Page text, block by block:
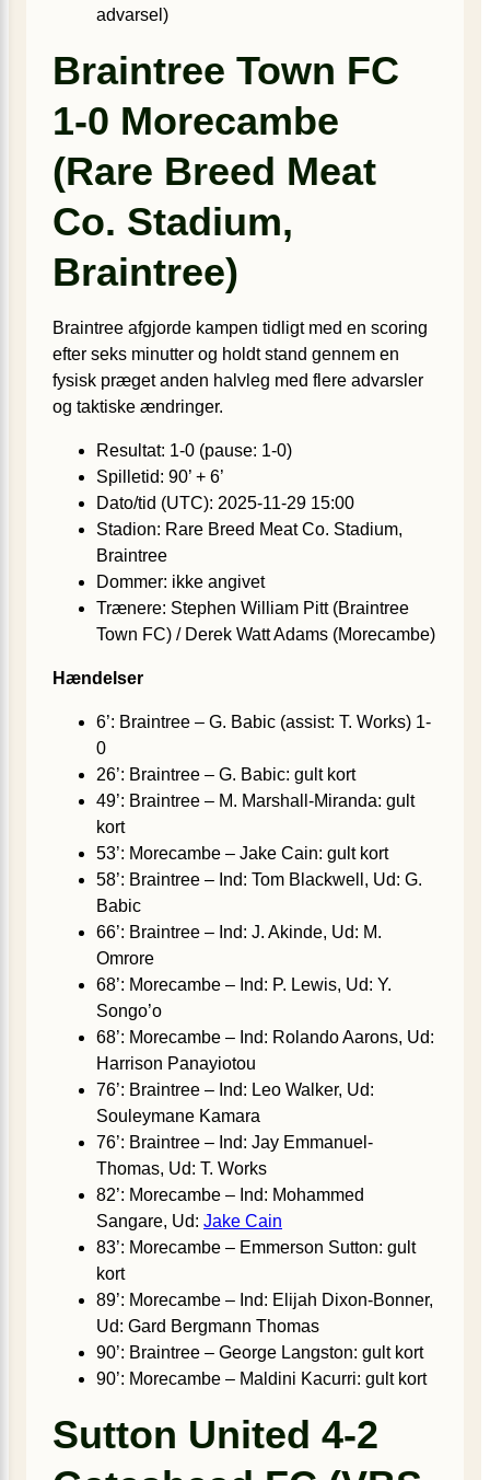
advarsel)
Braintree Town FC
1-0 Morecambe
(Rare Breed Meat
Co. Stadium,
Braintree)
Braintree afgjorde kampen tidligt med en scoring
efter seks minutter og holdt stand gennem en
fysisk præget anden halvleg med flere advarsler
og taktiske ændringer.
Resultat: 1-0 (pause: 1-0)
Spilletid: 90’ + 6’
Dato/tid (UTC): 2025-11-29 15:00
Stadion: Rare Breed Meat Co. Stadium,
Braintree
Dommer: ikke angivet
Trænere: Stephen William Pitt (Braintree
Town FC) / Derek Watt Adams (Morecambe)
Hændelser
6’: Braintree – G. Babic (assist: T. Works) 1-
0
26’: Braintree – G. Babic: gult kort
49’: Braintree – M. Marshall-Miranda: gult
kort
53’: Morecambe – Jake Cain: gult kort
58’: Braintree – Ind: Tom Blackwell, Ud: G.
Babic
66’: Braintree – Ind: J. Akinde, Ud: M.
Omrore
68’: Morecambe – Ind: P. Lewis, Ud: Y.
Songo’o
68’: Morecambe – Ind: Rolando Aarons, Ud:
Harrison Panayiotou
76’: Braintree – Ind: Leo Walker, Ud:
Souleymane Kamara
76’: Braintree – Ind: Jay Emmanuel-
Thomas, Ud: T. Works
82’: Morecambe – Ind: Mohammed
Sangare, Ud: Jake Cain
83’: Morecambe – Emmerson Sutton: gult
kort
89’: Morecambe – Ind: Elijah Dixon-Bonner,
Ud: Gard Bergmann Thomas
90’: Braintree – George Langston: gult kort
90’: Morecambe – Maldini Kacurri: gult kort
Sutton United 4-2